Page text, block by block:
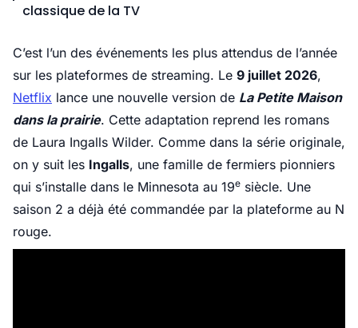
classique de la TV
C’est l’un des événements les plus attendus de l’année
sur les plateformes de streaming. Le 9 juillet 2026,
Netflix lance une nouvelle version de La Petite Maison
dans la prairie. Cette adaptation reprend les romans
de Laura Ingalls Wilder. Comme dans la série originale,
on y suit les Ingalls, une famille de fermiers pionniers
qui s’installe dans le Minnesota au 19e siècle. Une
saison 2 a déjà été commandée par la plateforme au N
rouge.